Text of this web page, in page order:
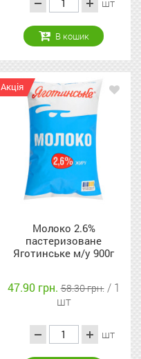
шт
В кошик
Акція
Молоко 2.6%
пастеризоване
Яготинське м/у 900г
47.90 грн.58.30 грн. / 1
шт
шт